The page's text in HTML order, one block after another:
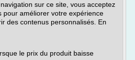
sur ce site, vous acceptez
pour améliorer votre expérience
des contenus personnalisés. En
le prix du produit baisse